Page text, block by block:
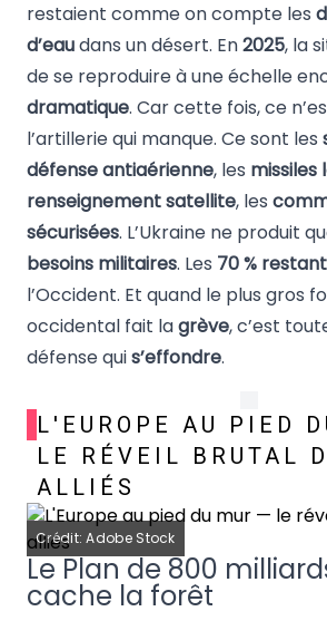
restaient comme on compte les
d’eaudans un désert. En2025, la
de se reproduire à une échelle
dramatique. Car cette fois, ce
l’artillerie qui manque. Ce sont les
défense antiaérienne, les missiles
renseignement satellite, les
sécurisées. L’Ukraine ne produit
besoins militaires. Les 70 %
l’Occident. Et quand le plus gros
occidental fait lagrève, c’est
défense quis’effondre.
L'EUROPE AU PIED
LE RÉVEIL BRUTAL
ALLIÉS
Crédit: Adobe Stock
Le Plan de 800
cache la forêt